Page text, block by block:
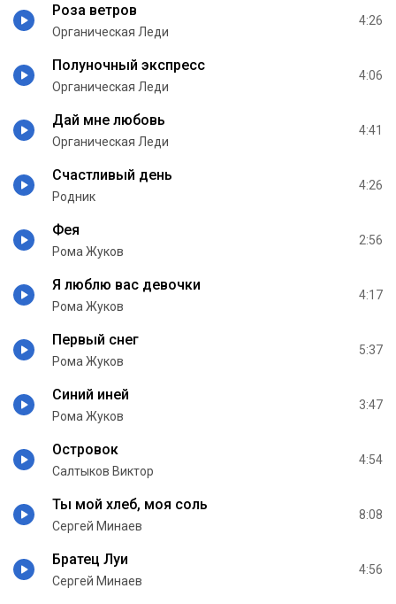
Роза ветров
Органическая Леди
4:26
Полуночный экспресс
Органическая Леди
4:06
Дай мне любовь
Органическая Леди
4:41
Счастливый день
Родник
4:26
Фея
Рома Жуков
2:56
Я люблю вас девочки
Рома Жуков
4:17
Первый снег
Рома Жуков
5:37
Синий иней
Рома Жуков
3:47
Островок
Салтыков Виктор
4:54
Ты мой хлеб, моя соль
Сергей Минаев
8:08
Братец Луи
Сергей Минаев
4:56